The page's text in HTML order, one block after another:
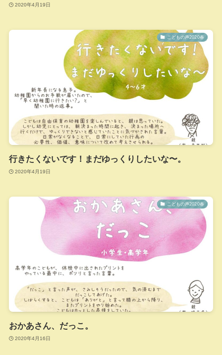
2020年4月19日
こどもの声2020春
行きたくないです！まだゆっくりしたいな〜。
2020年4月19日
こどもの声2020春
おかあさん、だっこ。
2020年4月16日